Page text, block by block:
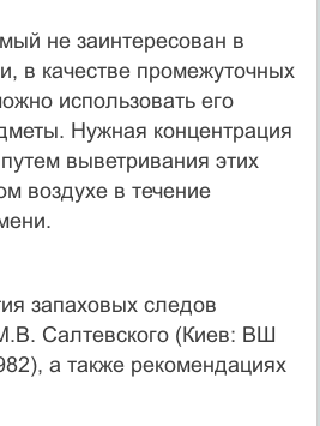
не заинтересован в
в качестве промежуточных
использовать его
Нужная концентрация
выветривания этих
воздухе в течение
запаховых следов
Салтевского (Киев: ВШ
а также рекомендациях